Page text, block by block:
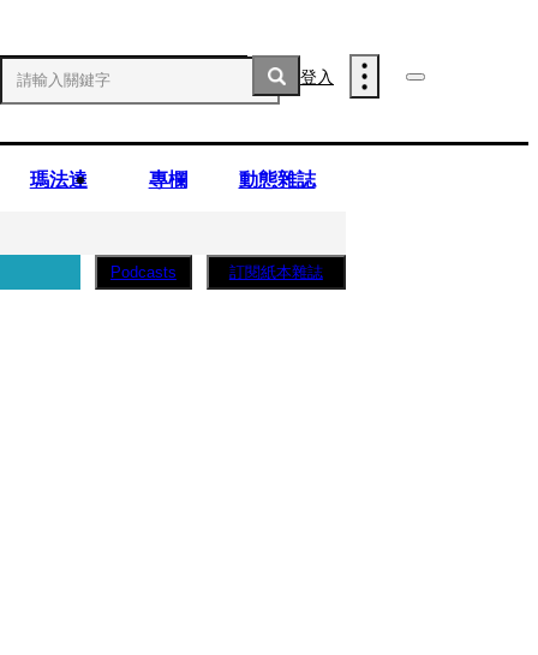
登入
瑪法達 專欄 動態雜誌
Podcasts 訂閱紙本雜誌